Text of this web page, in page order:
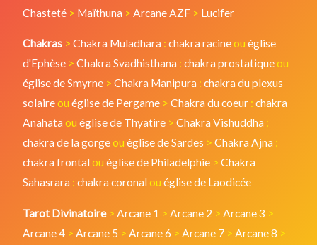
Chasteté > Maïthuna > Arcane AZF > Lucifer
Chakras > Chakra Muladhara : chakra racineou église
d'Ephèse > Chakra Svadhisthana : chakra prostatique ou
église de Smyrne > Chakra Manipura : chakra du plexus
solaireou église de Pergame > Chakra du coeur : chakra
Anahata ou église de Thyatire > Chakra Vishuddha :
chakra de la gorgeou église de Sardes > Chakra Ajna :
chakra frontalou église de Philadelphie > Chakra
Sahasrara : chakra coronal ou église de Laodicée
Tarot Divinatoire > Arcane 1 > Arcane 2 > Arcane 3 >
Arcane 4 > Arcane 5 > Arcane 6 > Arcane 7 > Arcane 8 >